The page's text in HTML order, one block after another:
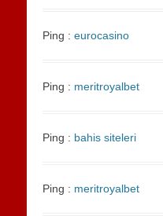
Ping : eurocasino
Ping : meritroyalbet
Ping : bahis siteleri
Ping : meritroyalbet